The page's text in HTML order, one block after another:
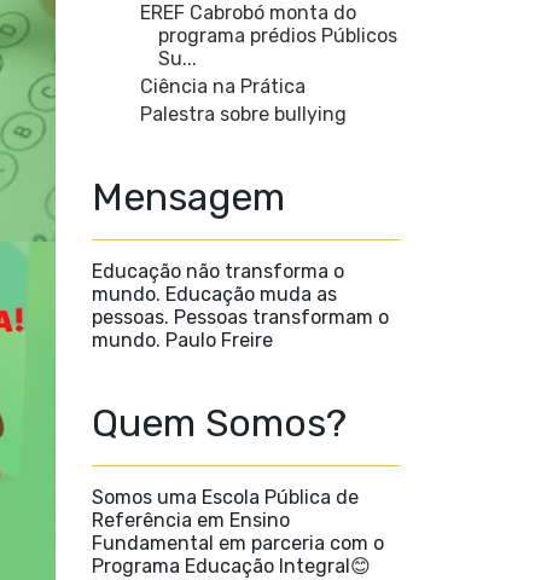
EREF Cabrobó monta do
programa prédios Públicos
Su...
Ciência na Prática
Palestra sobre bullying
Mensagem
Educação não transforma o
mundo. Educação muda as
pessoas. Pessoas transformam o
mundo. Paulo Freire
Quem Somos?
Somos uma Escola Pública de
Referência em Ensino
Fundamental em parceria com o
Programa Educação Integral😊